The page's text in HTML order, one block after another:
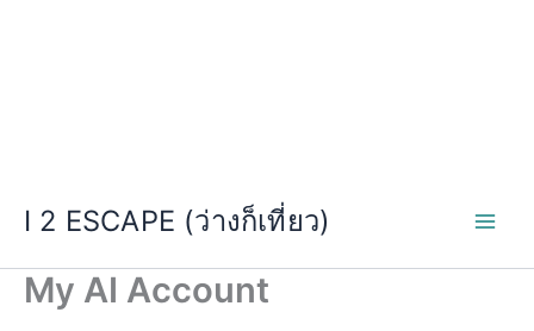
I 2 ESCAPE (ว่างก็เที่ยว)
My AI Account